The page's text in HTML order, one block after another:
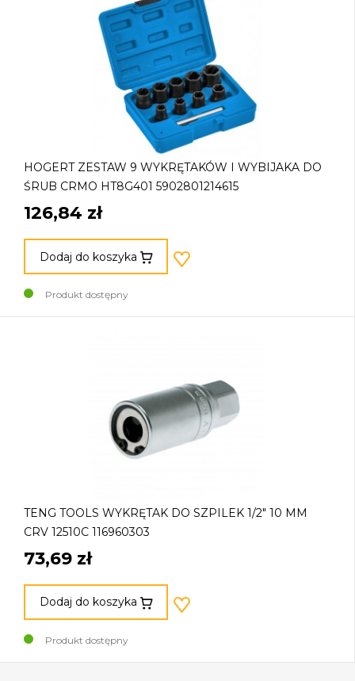
HOGERT ZESTAW 9 WYKRĘTAKÓW I WYBIJAKA DO
ŚRUB CRMO HT8G401 5902801214615
126,84 zł
Dodaj do koszyka
Produkt dostępny
TENG TOOLS WYKRĘTAK DO SZPILEK 1/2" 10 MM
CRV 12510C 116960303
73,69 zł
Dodaj do koszyka
Produkt dostępny